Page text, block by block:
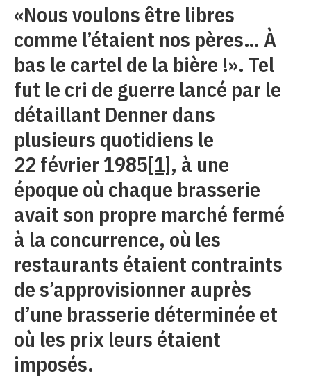
«Nous voulons être libres
comme l’étaient nos pères… À
bas le cartel de la bière !». Tel
fut le cri de guerre lancé par le
détaillant Denner dans
plusieurs quotidiens le
22 février 1985[1], à une
époque où chaque brasserie
avait son propre marché fermé
à la concurrence, où les
restaurants étaient contraints
de s’approvisionner auprès
d’une brasserie déterminée et
où les prix leurs étaient
imposés.